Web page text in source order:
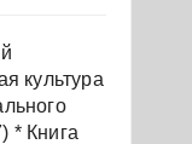
культура
* Книга